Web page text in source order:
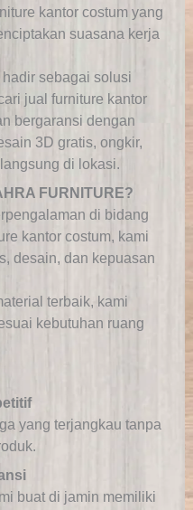
kantor costum yang
suasana kerja
hadir sebagai solusi
jual furniture kantor
bergaransi dengan
3D gratis, ongkir,
di lokasi.
FURNITURE?
di bidang
kantor costum, kami
desain, dan kepuasan
terbaik, kami
kebutuhan ruang
yang terjangkau tanpa
buat di jamin memiliki